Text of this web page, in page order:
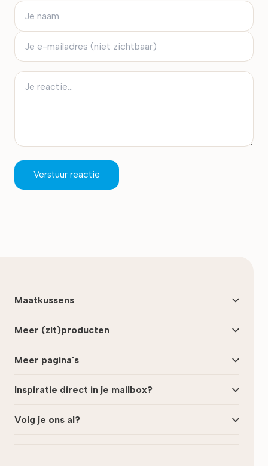
Verstuur reactie
Maatkussens
Meer (zit)producten
Meer pagina's
Inspiratie direct in je mailbox?
Volg je ons al?